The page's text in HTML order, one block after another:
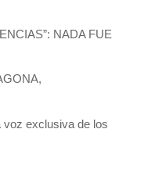
NADA FUE
voz exclusiva de los